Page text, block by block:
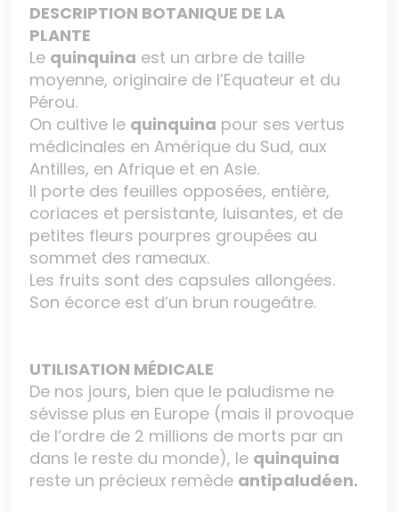
DESCRIPTION BOTANIQUE DE LA
PLANTE
Le quinquina est un arbre de taille
moyenne, originaire de l’Equateur et du
Pérou.
On cultive le quinquina pour ses vertus
médicinales en Amérique du Sud, aux
Antilles, en Afrique et en Asie.
Il porte des feuilles opposées, entière,
coriaces et persistante, luisantes, et de
petites fleurs pourpres groupées au
sommet des rameaux.
Les fruits sont des capsules allongées.
Son écorce est d’un brun rougeâtre.
UTILISATION MÉDICALE
De nos jours, bien que le paludisme ne
sévisse plus en Europe (mais il provoque
de l’ordre de 2 millions de morts par an
dans le reste du monde), le quinquina
reste un précieux remède antipaludéen.